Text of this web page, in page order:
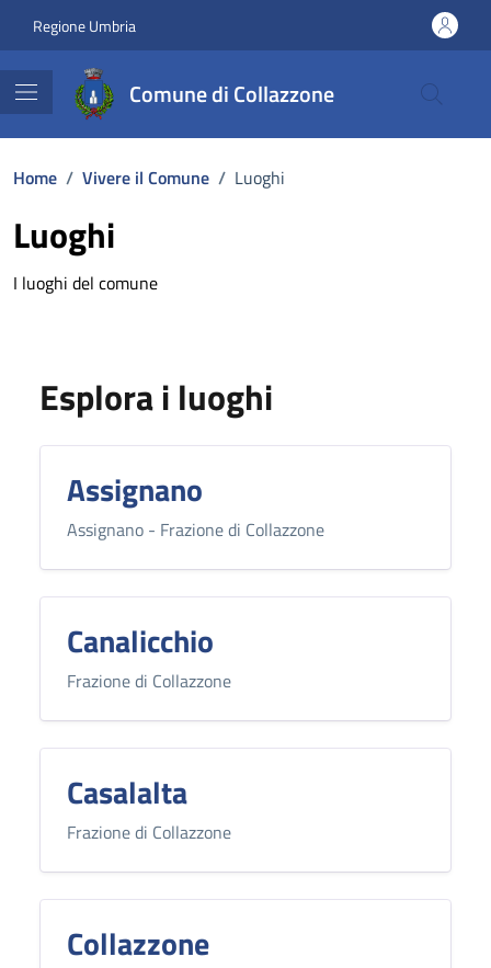
Regione Umbria
Comune di Collazzone
Home / Vivere il Comune / Luoghi
Luoghi
I luoghi del comune
Esplora i luoghi
Assignano
Assignano - Frazione di Collazzone
Canalicchio
Frazione di Collazzone
Casalalta
Frazione di Collazzone
Collazzone